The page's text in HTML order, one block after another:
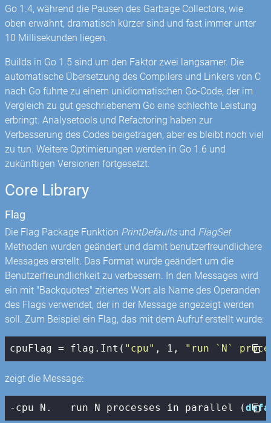
Go 1.4, während die Pausen des Garbage Collectors, wie
oben erwähnt, dramatisch kürzer sind und fast immer unter
10 Millisekunden liegen.
Builds in Go 1.5 sind um den Faktor zwei langsamer. Die
automatische Übersetzung des Compilers und Linkers von C
nach Go führte zu einem unidiomatischen Go-Code, der im
Vergleich zu gut geschriebenem Go eine schlechte Leistung
erbringt. Analysetools und Refactoring haben zur
Verbesserung des Codes beigetragen, aber es bleibt noch viel
zu tun. Weitere Optimierungen werden in Go 1.6 und
zukünftigen Versionen fortgesetzt.
Core Library
Flag
Die Flag Package Funktion PrintDefaultsund FlagSet
Methoden wurden geändert und damit benutzerfreundlichere
Messages erstellt. Das Format wurde geändert um die
Benutzerfreundlichkeit zu verbessern. In den Messages wird
ein mit "Backquotes" zitiertes Wort als Name des Operanden
des Flags verwendet, der in der Message angezeigt werden
soll. Zum Beispiel ein Flag, das mit dem Aufruf erstellt wurde:
cpuFlag = flag.Int( "cpu" , 1 , "run `N`
zeigt die Message:
-cpu N.   run N processes in parallel (